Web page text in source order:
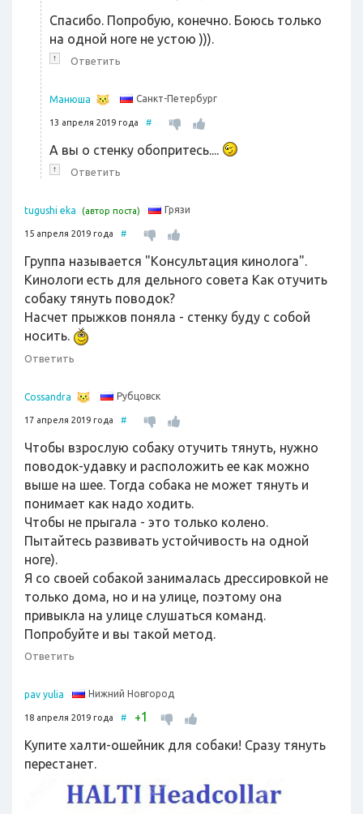
Спасибо. Попробую, конечно. Боюсь только
на одной ноге не устою ))).
↑ Ответить
Манюша Санкт-Петербург
13 апреля 2019 года #
А вы о стенку обопритесь....
↑ Ответить
tugushi eka (автор поста) Грязи
15 апреля 2019 года #
Группа называется "Консультация кинолога".
Кинологи есть для дельного совета Как отучить
собаку тянуть поводок?
Насчет прыжков поняла - стенку буду с собой
носить.
Ответить
Cossandra Рубцовск
17 апреля 2019 года #
Чтобы взрослую собаку отучить тянуть, нужно
поводок-удавку и расположить ее как можно
выше на шее. Тогда собака не может тянуть и
понимает как надо ходить.
Чтобы не прыгала - это только колено.
Пытайтесь развивать устойчивость на одной
ноге).
Я со своей собакой занималась дрессировкой не
только дома, но и на улице, поэтому она
привыкла на улице слушаться команд.
Попробуйте и вы такой метод.
Ответить
pav yulia Нижний Новгород
18 апреля 2019 года # +1
Купите халти-ошейник для собаки! Сразу тянуть
перестанет.